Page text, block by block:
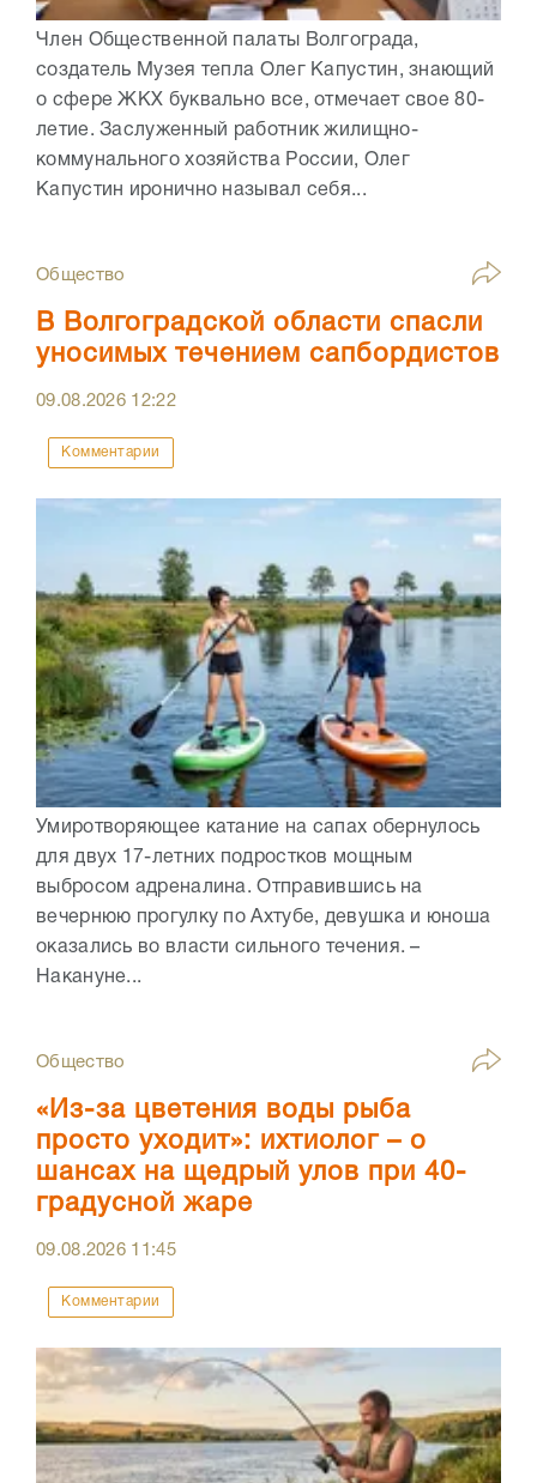
Член Общественной палаты Волгограда,
создатель Музея тепла Олег Капустин, знающий
о сфере ЖКХ буквально все, отмечает свое 80-
летие. Заслуженный работник жилищно-
коммунального хозяйства России, Олег
Капустин иронично называл себя...
Общество
В Волгоградской области спасли
уносимых течением сапбордистов
09.08.2026 12:22
Комментарии
Умиротворяющее катание на сапах обернулось
для двух 17-летних подростков мощным
выбросом адреналина. Отправившись на
вечернюю прогулку по Ахтубе, девушка и юноша
оказались во власти сильного течения. –
Накануне...
Общество
«Из-за цветения воды рыба
просто уходит»: ихтиолог – о
шансах на щедрый улов при 40-
градусной жаре
09.08.2026 11:45
Комментарии